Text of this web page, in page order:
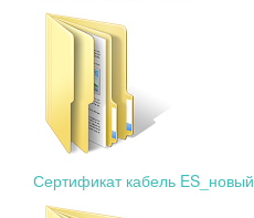
Сертификат кабель ES_новый